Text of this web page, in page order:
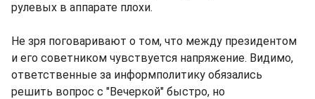
рулевых в аппарате плохи.
Не зря поговаривают о том, что между президентом
и его советником чувствуется напряжение. Видимо,
ответственные за информполитику обязались
решить вопрос с "Вечеркой" быстро, но